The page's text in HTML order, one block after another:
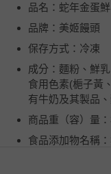
品名：蛇年金蛋
品牌：美姬饅頭
保存方式：冷凍
成分：麵粉、鮮
食用色素(梔子黃
有牛奶及其製品
商品重（容）量
食品添加物名稱
製造廠商或國內